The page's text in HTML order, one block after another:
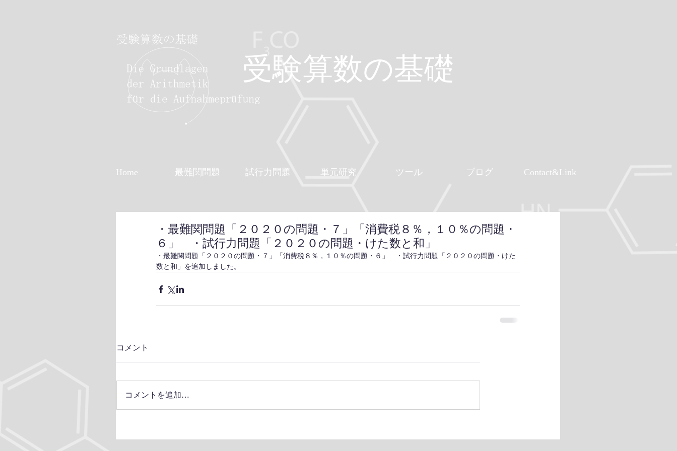
受験算数の基礎
Home 最難関問題 試行力問題 単元研究 ツール ブログ Contact&Link
・最難関問題「２０２０の問題・７」「消費税８％，１０％の問題・
６」 ・試行力問題「２０２０の問題・けた数と和」
・最難関問題「２０２０の問題・７」「消費税８％，１０％の問題・６」　・試行力問題「２０２０の問題・けた
数と和」を追加しました。
コメント
コメントを追加…